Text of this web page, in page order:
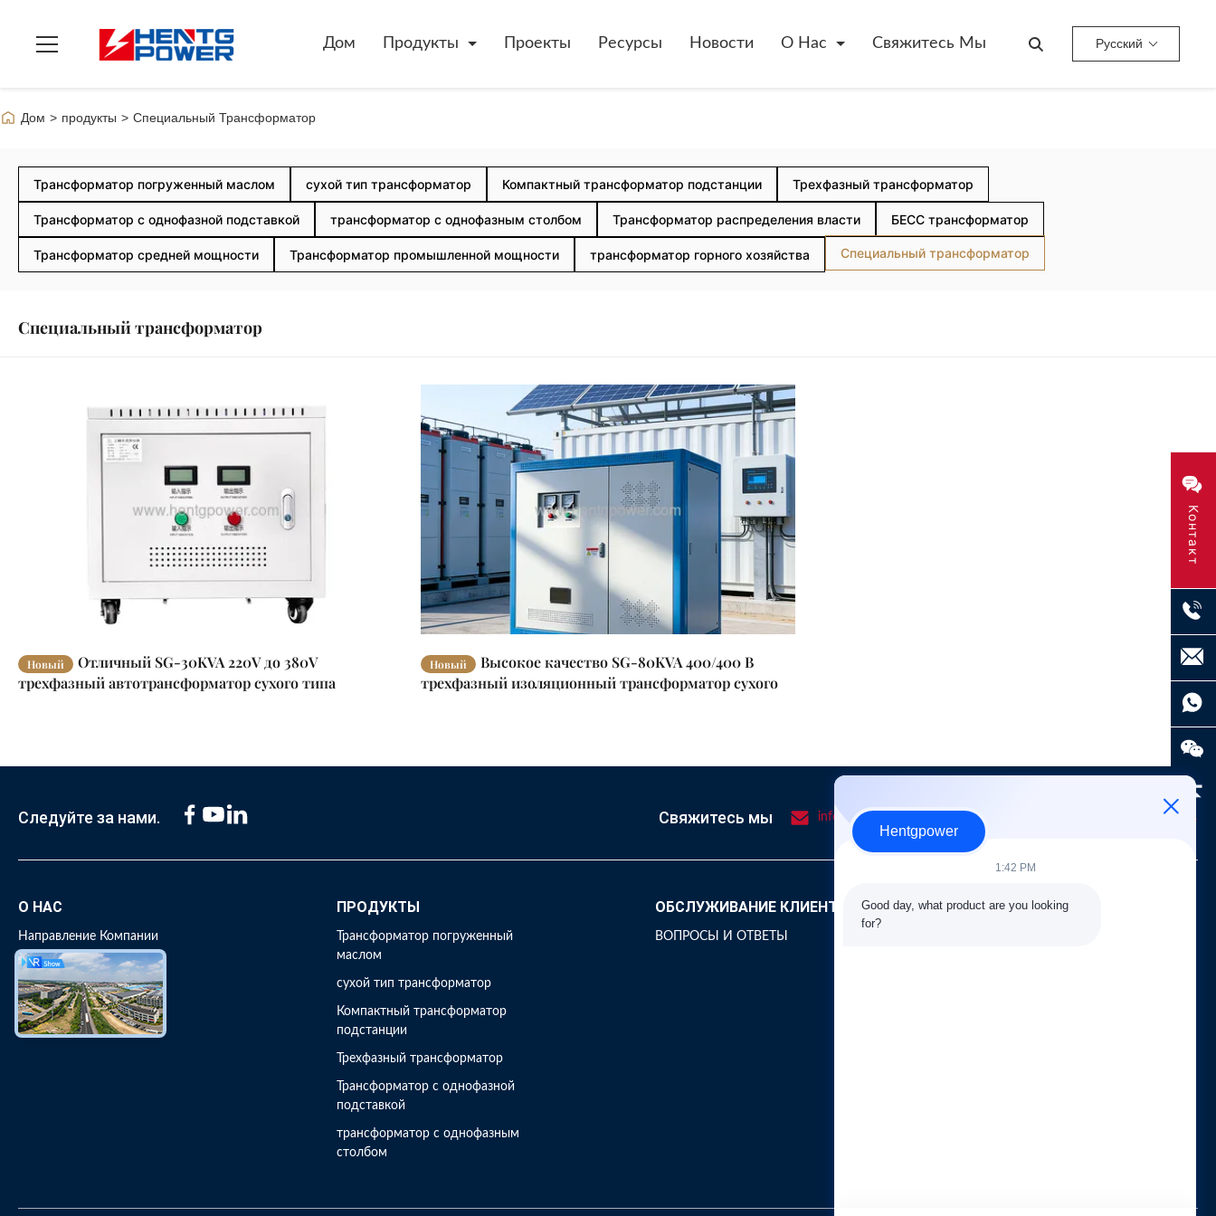
Контакт
Дом Продукты Проекты Ресурсы Новости О Нас Свяжитесь Мы Русский
Дом > продукты > Специальный Трансформатор
Трансформатор погруженный маслом сухой тип трансформатор Компактный трансформатор подстанции Трехфазный трансформатор
Трансформатор с однофазной подставкой трансформатор с однофазным столбом Трансформатор распределения власти БЕСС трансформатор
Трансформатор средней мощности Трансформатор промышленной мощности трансформатор горного хозяйства Специальный трансформатор
Специальный трансформатор
Новый
Отличный SG-30KVA 220V до 380V
трехфазный автотрансформатор сухого типа
Новый
Высокое качество SG-80KVA 400/400 В
трехфазный изоляционный трансформатор сухого
Следуйте за нами. Свяжитесь мы info@hentgpower.com 8615074989773 +86-15074989773
О НАС
Направление Компании
Путешествие фабрики
Проверка качества
Свяжитесь мы
ПРОДУКТЫ
Трансформатор погруженный
маслом
сухой тип трансформатор
Компактный трансформатор
подстанции
Трехфазный трансформатор
Трансформатор с однофазной
подставкой
трансформатор с однофазным
столбом
ОБСЛУЖИВАНИЕ КЛИЕНТОВ
ВОПРОСЫ И ОТВЕТЫ
БЫСТРЫЕ ССЫЛКИ
Hentgpower
1:42 PM
Good day, what product are you looking
for?